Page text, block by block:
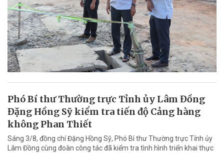
Phó Bí thư Thường trực Tỉnh ủy Lâm Đồng
Đặng Hồng Sỹ kiểm tra tiến độ Cảng hàng
không Phan Thiết
Sáng 3/8, đồng chí Đặng Hồng Sỹ, Phó Bí thư Thường trực Tỉnh ủy
Lâm Đồng cùng đoàn công tác đã kiểm tra tình hình triển khai thực